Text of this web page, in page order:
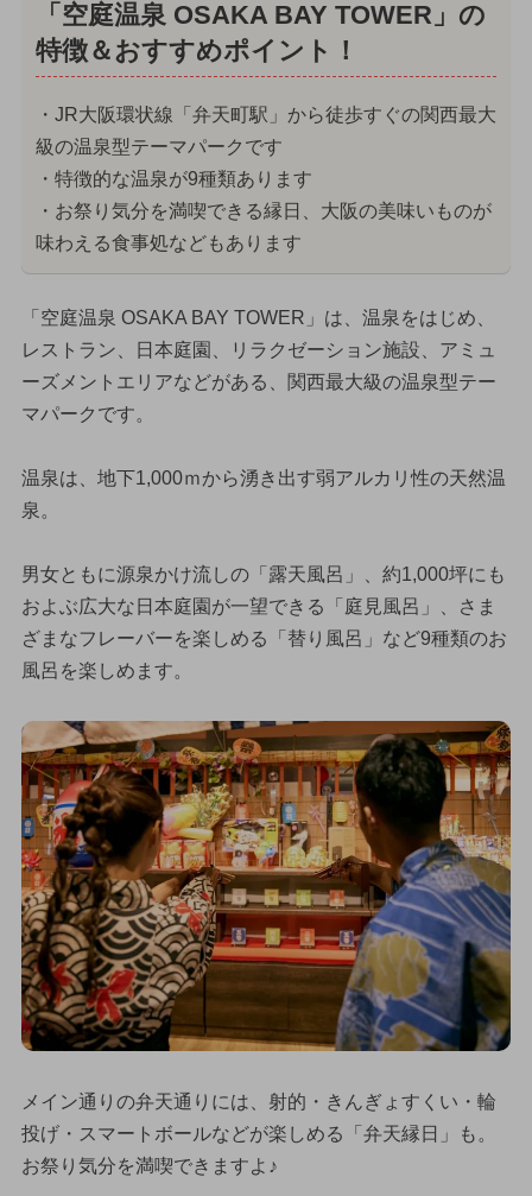
「空庭温泉 OSAKA BAY TOWER」の
特徴＆おすすめポイント！
・JR大阪環状線「弁天町駅」から徒歩すぐの関西最大
級の温泉型テーマパークです
・特徴的な温泉が9種類あります
・お祭り気分を満喫できる縁日、大阪の美味いものが
味わえる食事処などもあります
「空庭温泉 OSAKA BAY TOWER」は、温泉をはじめ、
レストラン、日本庭園、リラクゼーション施設、アミュ
ーズメントエリアなどがある、関西最大級の温泉型テー
マパークです。
温泉は、地下1,000ｍから湧き出す弱アルカリ性の天然温
泉。
男女ともに源泉かけ流しの「露天風呂」、約1,000坪にも
およぶ広大な日本庭園が一望できる「庭見風呂」、さま
ざまなフレーバーを楽しめる「替り風呂」など9種類のお
風呂を楽しめます。
メイン通りの弁天通りには、射的・きんぎょすくい・輪
投げ・スマートボールなどが楽しめる「弁天縁日」も。
お祭り気分を満喫できますよ♪